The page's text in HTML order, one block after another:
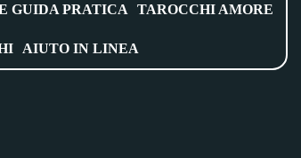
GUIDA PRATICA TAROCCHI AMORE
AIUTO IN LINEA